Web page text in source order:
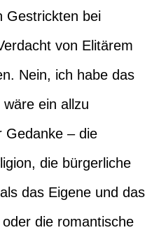
Gestrickten bei
von Elitärem
Nein, ich habe das
ein allzu
Gedanke – die
die bürgerliche
das Eigene und das
die romantische